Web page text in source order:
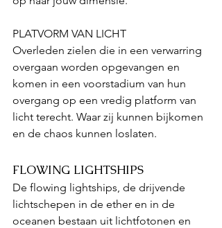
PLATVORM VAN LICHT
Overleden zielen die in een verwarring
overgaan worden opgevangen en
komen in een voorstadium van hun
overgang op een vredig platform van
licht terecht. Waar zij kunnen bijkomen
en de chaos kunnen loslaten.
FLOWING LIGHTSHIPS
De flowing lightships, de drijvende
lichtschepen in de ether en in de
oceanen bestaan uit lichtfotonen en